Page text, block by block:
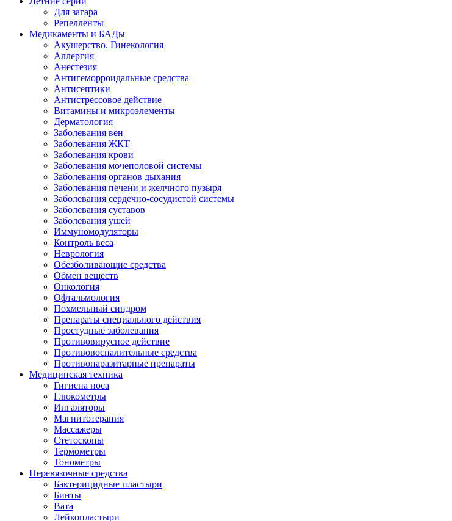
Для загара
Репелленты
Медикаменты и БАДы
Акушерство. Гинекология
Аллергия
Анестезия
Антигеморроидальные средства
Антисептики
Антистрессовое действие
Витамины и микроэлементы
Дерматология
Заболевания вен
Заболевания ЖКТ
Заболевания крови
Заболевания мочеполовой системы
Заболевания органов дыхания
Заболевания печени и желчного пузыря
Заболевания сердечно-сосудистой системы
Заболевания суставов
Заболевания ушей
Иммуномодуляторы
Контроль веса
Неврология
Обезболивающие средства
Обмен веществ
Онкология
Офтальмология
Похмельный синдром
Препараты специального действия
Простудные заболевания
Противовирусное действие
Противовоспалительные средства
Противопаразитарные препараты
Медицинская техника
Гигиена носа
Глюкометры
Ингаляторы
Магнитотерапия
Массажеры
Стетоскопы
Термометры
Тонометры
Перевязочные средства
Бактерицидные пластыри
Бинты
Вата
Лейкопластыри